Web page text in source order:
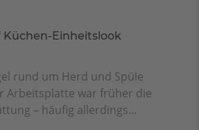
Küchen-Einheitslook
rund um Herd und Spüle
Arbeitsplatte war früher die
– häufig allerdings...